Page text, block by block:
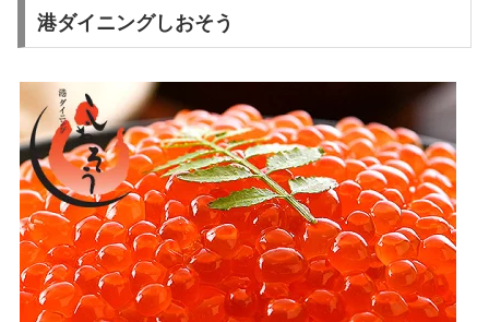
港ダイニングしおそう